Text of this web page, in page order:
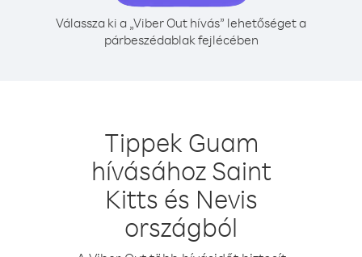
Válassza ki a „Viber Out hívás” lehetőséget a
párbeszédablak fejlécében
Tippek Guam
hívásához Saint
Kitts és Nevis
országból